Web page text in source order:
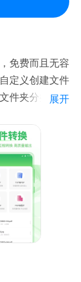
免费而且无容
定义创建文件
件夹分类管
收，可以同步
视频等相互
据传输助手。
、表格转
展开